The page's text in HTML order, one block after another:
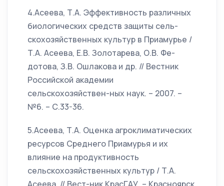
4.Асеева, Т.А. Эффективность различных
биологических средств защиты сель-
скохозяйственных культур в Приамурье /
Т.А. Асеева, Е.В. Золотарева, О.В. Фе-
дотова, З.В. Ошлакова и др. // Вестник
Российской академии
сельскохозяйствен-ных наук. – 2007. –
№6. – С.33-36.
5.Асеева, Т.А. Оценка агроклиматических
ресурсов Среднего Приамурья и их
влияние на продуктивность
сельскохозяйственных культур / Т.А.